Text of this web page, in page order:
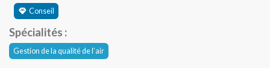
Conseil
Spécialités :
Gestion de la qualité de l’air